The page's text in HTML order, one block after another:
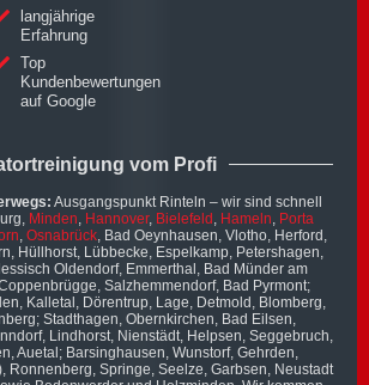
langjährige
Erfahrung
Top
Kundenbewertungen
auf Google
vom Profi
Ausgangspunkt Rinteln – wir sind schnell
Minden, Hannover, Bielefeld , Hameln, Porta
, Osnabrück, Bad Oeynhausen, Vlotho, Herford,
Hüllhorst, Lübbecke, Espelkamp, Petershagen,
Oldendorf, Emmerthal, Bad Münder am
Salzhemmendorf, Bad Pyrmont;
Kalletal, Dörentrup, Lage, Detmold, Blomberg,
Stadthagen, Obernkirchen, Bad Eilsen,
Lindhorst, Nienstädt, Helpsen, Seggebruch,
Auetal; Barsinghausen, Wunstorf, Gehrden,
Ronnenberg, Springe, Seelze, Garbsen, Neustadt